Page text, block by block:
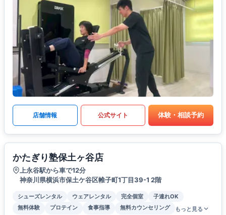
店舗情報 公式サイト 体験・相談予約
かたぎり塾保土ヶ谷店
上永谷駅から車で12分
神奈川県横浜市保土ケ谷区帷子町1丁目39-1 2階
シューズレンタル ウェアレンタル 完全個室
子連れOK
無料体験
プロテイン 食事指導 無料カウンセリング もっと見る